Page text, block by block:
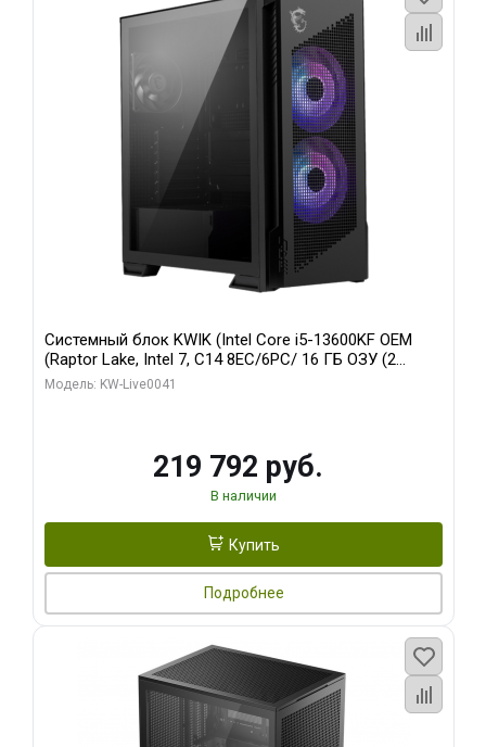
Системный блок KWIK (Intel Core i5-13600KF OEM
(Raptor Lake, Intel 7, C14 8EC/6PC/ 16 ГБ ОЗУ (2
модуля)/ Palit RTX5080 GAMINGPRO OC 16GB GDDR7
Модель: KW-Live0041
219 792 руб.
В наличии
Купить
Подробнее